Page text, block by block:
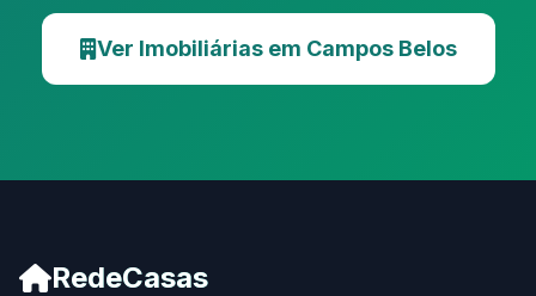
Ver Imobiliárias em Campos Belos
RedeCasas